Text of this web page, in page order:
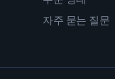
자주 묻는 질문